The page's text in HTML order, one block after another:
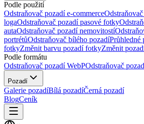
Podle použití
Odstraňovač pozadí e-commerce
logaOdstraňovač pozadí pasové fotky
autaOdstraňovač pozadí nemovitostí
portrétůOdstraňovač bílého pozadíPrůhledné
fotkyZměnit barvu pozadí fotkyZměnit
Podle formátu
Odstraňovač pozadí WebPOdstraňovač
Pozadí
Galerie pozadíBílá pozadíČerná pozadí
BlogCeník